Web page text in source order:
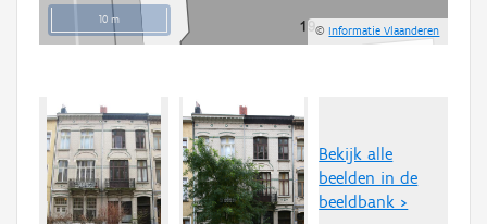
10 m
©Informatie Vlaanderen
Bekijk alle
beelden in de
beeldbank >